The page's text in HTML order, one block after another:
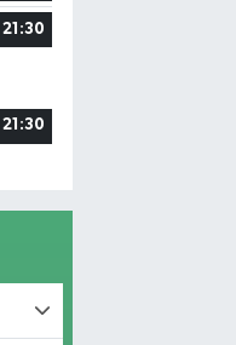
21:30
21:30